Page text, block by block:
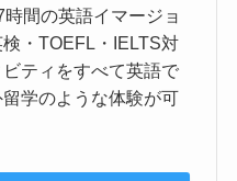
間の英語イマージョ
・TOEFL・IELTS対
ティをすべて英語で
学のような体験が可